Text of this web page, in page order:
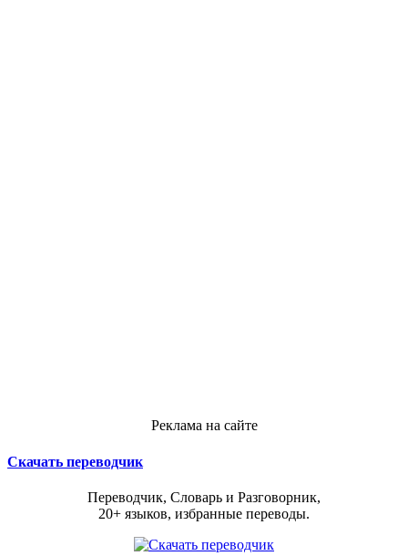
Реклама на сайте
Скачать переводчик
Переводчик, Словарь и Разговорник,
20+ языков, избранные переводы.